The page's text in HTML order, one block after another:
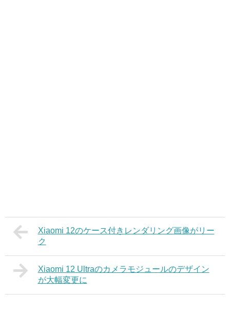
Xiaomi 12のケース付きレンダリング画像がリー
ク
Xiaomi 12 Ultraのカメラモジュールのデザイン
が大幅変更に